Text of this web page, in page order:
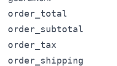
order_total
order_subtotal
order_tax
order_shipping